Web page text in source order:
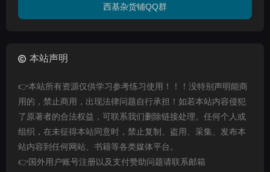
西基杂货铺QQ群
本站声明
👉本站所有资源仅供学习参考练习使用！！！没特别声明能商
用的，禁止商用，出现法律问题自行承担！如若本站内容侵犯
了原著者的合法权益，可联系我们删除链接处理。任何个人或
组织，在未征得本站同意时，禁止复制、盗用、采集、发布本
站内容到任何网站、书籍等各类媒体平台。
👉国外用户账号注册以及支付赞助问题请联系邮箱